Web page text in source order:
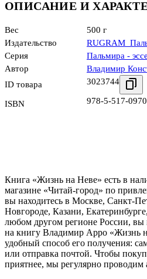
ОПИСАНИЕ И
Вес
500 г
Издательство
Серия
Пальмира - эссе
Автор
Владимир
ID товара
3023744
ISBN 978-5-517-
Книга «Жизнь на Неве» есть в
магазине «Читай-город» по
вы находитесь в Москве, Санкт-
Новгороде, Казани,
любом другом регионе России, вы
на книгу Владимир Арро «Жизнь
удобный способ его получения:
или отправка почтой. Чтобы
приятнее, мы регулярно